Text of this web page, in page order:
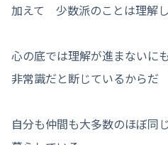
加えて 少数派のことは理解
心の底では理解が進まない
非常識だと断じているからだ
自分も仲間も大多数のほぼ同